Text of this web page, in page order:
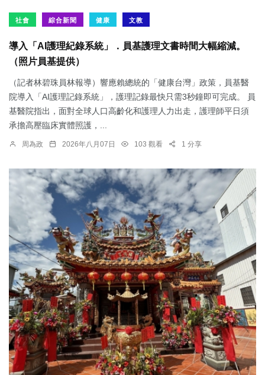
社會 綜合新聞 健康 文教
導入「AI護理紀錄系統」．員基護理文書時間大幅縮減。
（照片員基提供）
（記者林碧珠員林報導）響應賴總統的「健康台灣」政策，員基醫
院導入「AI護理記錄系統」，護理記錄最快只需3秒鐘即可完成。 員
基醫院指出，面對全球人口高齡化和護理人力出走，護理師平日須
承擔高壓臨床實體照護，...
周為政 2026年八月07日 103 觀看 1 分享